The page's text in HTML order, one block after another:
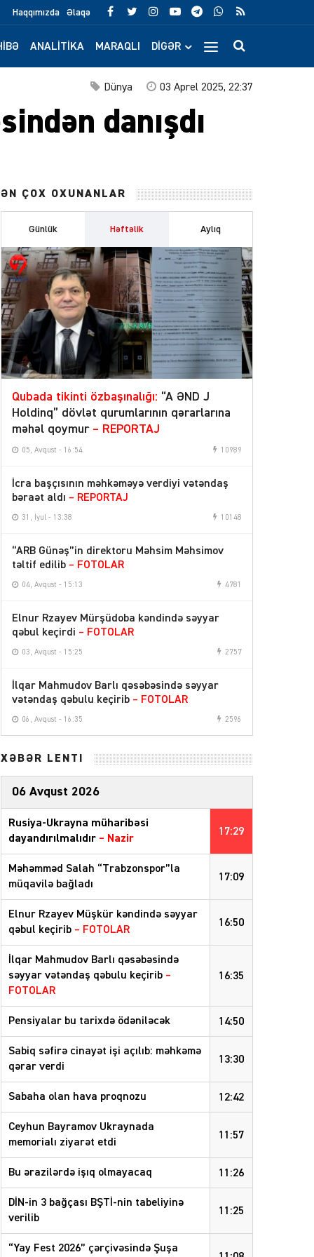
Haqqımızda Əlaqə
ANALITIKA MARAQLI DIGƏR
03 Aprel 2025, 22:37
Dünya
danışdı
ƏN ÇOX OXUNANLAR
Günlük Həftəlik Aylıq
Qubada tikinti özbaşınalığı: “A ƏND J
Holdinq” dövlət qurumlarının qərarlarına
məhəl qoymur – REPORTAJ
05, Avqust - 16:54 10989
İcra başçısının məhkəməyə verdiyi vətəndaş
bəraət aldı – REPORTAJ
31, İyul - 13:38 10148
“ARB Günəş”in direktoru Məhsim Məhsimov
təltif edilib – FOTOLAR
04, Avqust - 15:13 4781
Elnur Rzayev Mürşüdoba kəndində səyyar
qəbul keçirdi – FOTOLAR
03, Avqust - 15:25 2757
İlqar Mahmudov Barlı qəsəbəsində səyyar
vətəndaş qəbulu keçirib – FOTOLAR
06, Avqust - 16:35 2596
XƏBƏR LENTİ
06 Avqust 2026
17:29
Rusiya-Ukrayna müharibəsi
dayandırılmalıdır – Nazir
17:09
Məhəmməd Salah “Trabzonspor”la
müqavilə bağladı
16:50
Elnur Rzayev Müşkür kəndində səyyar
qəbul keçirib – FOTOLAR
16:35
İlqar Mahmudov Barlı qəsəbəsində
səyyar vətəndaş qəbulu keçirib –
FOTOLAR
14:50
Pensiyalar bu tarixdə ödəniləcək
13:30
Sabiq səfirə cinayət işi açılıb: məhkəmə
qərar verdi
12:42
Sabaha olan hava proqnozu
11:57
Ceyhun Bayramov Ukraynada
memorialı ziyarət etdi
11:26
Bu ərazilərdə işıq olmayacaq
11:25
DİN-in 3 bağçası BŞTİ-nin tabeliyinə
verilib
“Yay Fest 2026” çərçivəsində Şuşa